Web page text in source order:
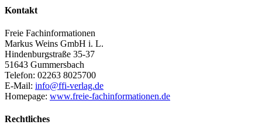
Kontakt
Freie Fachinformationen
Markus Weins GmbH i. L.
Hindenburgstraße 35-37
51643 Gummersbach
Telefon: 02263 8025700
E-Mail: info@ffi-verlag.de
Homepage: www.freie-fachinformationen.de
Rechtliches